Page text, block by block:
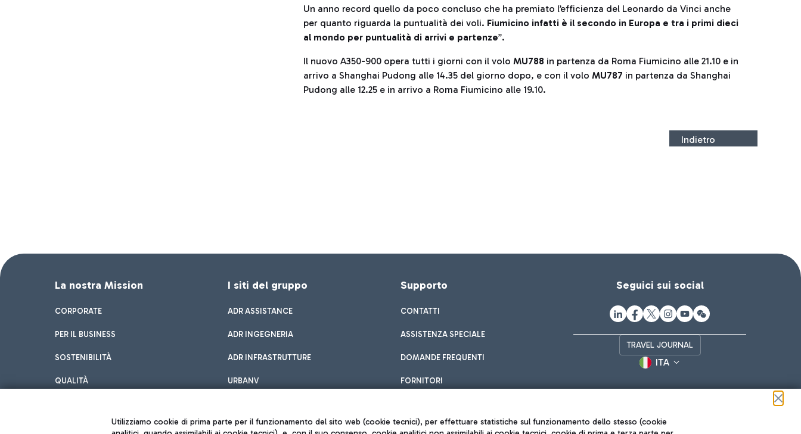
Un anno record quello da poco concluso che ha premiato l’efficienza del Leonardo da Vinci anche
per quanto riguarda la puntualità dei voli. Fiumicino infatti è il secondo in Europa e tra i primi dieci
al mondo per puntualità di arrivi e partenze”.
Il nuovo A350-900 opera tutti i giorni con il volo MU788 in partenza da Roma Fiumicino alle 21.10 e in
arrivo a Shanghai Pudong alle 14.35 del giorno dopo, e con il volo MU787 in partenza da Shanghai
Pudong alle 12.25 e in arrivo a Roma Fiumicino alle 19.10.
Indietro
La nostra Mission
CORPORATE
PER IL BUSINESS
SOSTENIBILITÀ
QUALITÀ
I siti del gruppo
ADR ASSISTANCE
ADR INGEGNERIA
ADR INFRASTRUTTURE
URBANV
Supporto
CONTATTI
ASSISTENZA SPECIALE
DOMANDE FREQUENTI
FORNITORI
Seguici sui social
TRAVEL JOURNAL
ITA
Utilizziamo cookie di prima parte per il funzionamento del sito web (cookie tecnici), per effettuare statistiche sul funzionamento dello stesso (cookie